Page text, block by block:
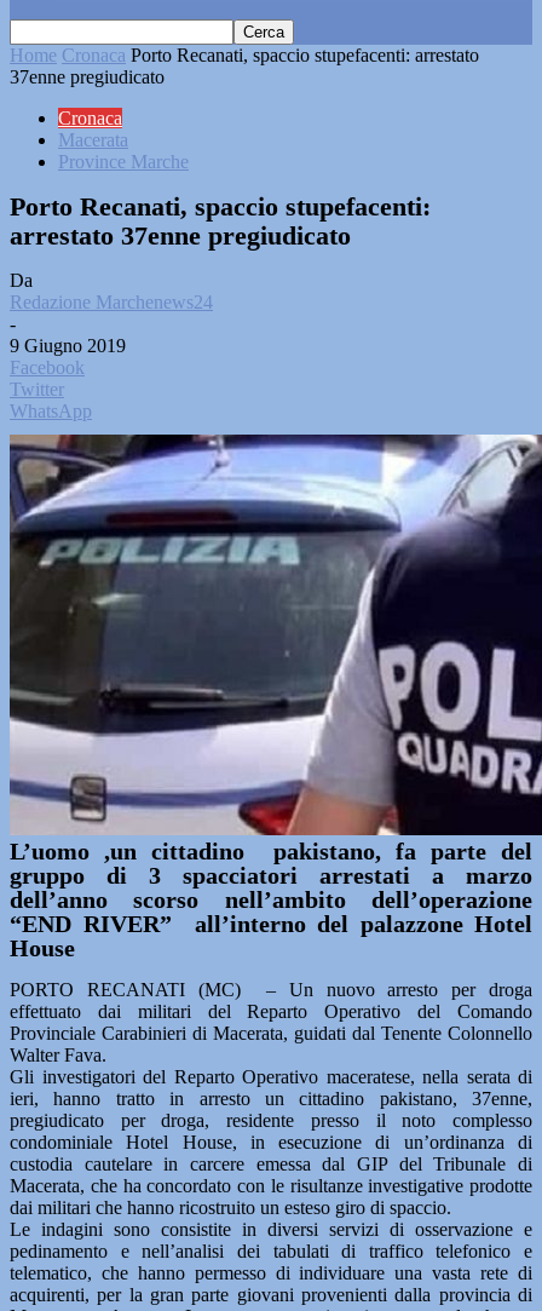
Home Cronaca Porto Recanati, spaccio stupefacenti: arrestato
37enne pregiudicato
Cronaca
Macerata
Province Marche
Porto Recanati, spaccio stupefacenti:
arrestato 37enne pregiudicato
Da
Redazione Marchenews24
-
9 Giugno 2019
Facebook
Twitter
WhatsApp
L’uomo ,un cittadino pakistano, fa parte del
gruppo di 3 spacciatori arrestati a marzo
dell’anno scorso nell’ambito dell’operazione
“END RIVER” all’interno del palazzone Hotel
House
PORTO RECANATI (MC) – Un nuovo arresto per droga
effettuato dai militari del Reparto Operativo del Comando
Provinciale Carabinieri di Macerata, guidati dal Tenente Colonnello
Walter Fava.
Gli investigatori del Reparto Operativo maceratese, nella serata di
ieri, hanno tratto in arresto un cittadino pakistano, 37enne,
pregiudicato per droga, residente presso il noto complesso
condominiale Hotel House, in esecuzione di un’ordinanza di
custodia cautelare in carcere emessa dal GIP del Tribunale di
Macerata, che ha concordato con le risultanze investigative prodotte
dai militari che hanno ricostruito un esteso giro di spaccio.
Le indagini sono consistite in diversi servizi di osservazione e
pedinamento e nell’analisi dei tabulati di traffico telefonico e
telematico, che hanno permesso di individuare una vasta rete di
acquirenti, per la gran parte giovani provenienti dalla provincia di